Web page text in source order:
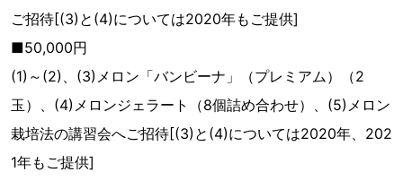
ご招待[(3)と(4)については2020年もご提供]
■50,000円
(1)～(2)、(3)メロン「バンビーナ」（プレミアム）（2
玉）、(4)メロンジェラート（8個詰め合わせ）、(5)メロン
栽培法の講習会へご招待[(3)と(4)については2020年、202
1年もご提供]